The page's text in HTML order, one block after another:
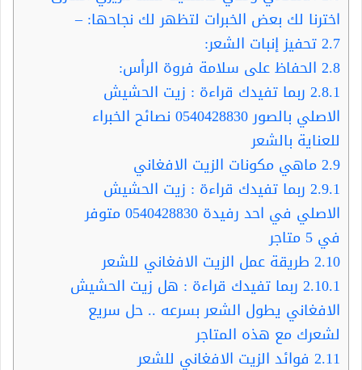
اخترنا لك بعض الخبرات لتظهر لك نجاحها: –
2.7تحفيز إنبات الشعر:
2.8 الحفاظ على سلامة فروة الرأس:
2.8.1 ربما تفيدك قراءة : زيت الحشيش
الاصلي بالصور 0540428830 نصائح الخبراء
للعناية بالشعر
2.9ماهي مكونات الزيت الافغاني
2.9.1 ربما تفيدك قراءة : زيت الحشيش
الاصلي في احد رفيدة 0540428830 متوفر
في 5 متاجر
2.10 طريقة عمل الزيت الافغاني للشعر
2.10.1 ربما تفيدك قراءة : هل زيت الحشيش
الافغاني يطول الشعر بسرعه .. حل سريع
لشعرك مع هذه المتاجر
2.11 فوائد الزيت الافغاني للشعر